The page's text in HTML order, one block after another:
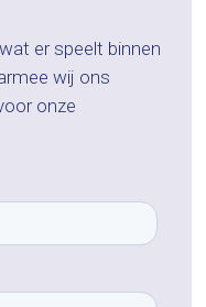
er speelt binnen
wij ons
onze